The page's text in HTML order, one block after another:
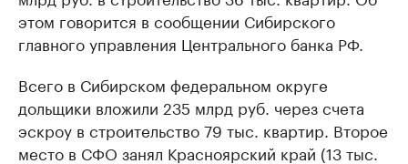
этом говорится в сообщении Сибирского
главного управления Центрального банка РФ.
Всего в Сибирском федеральном округе
дольщики вложили 235 млрд руб. через счета
эскроу в строительство 79 тыс. квартир. Второе
место в СФО занял Красноярский край (13 тыс.